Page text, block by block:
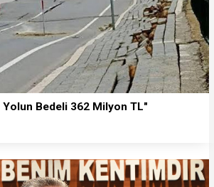
Yolun Bedeli 362 Milyon TL"